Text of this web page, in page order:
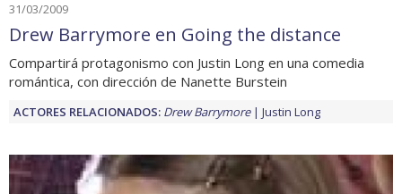
31/03/2009
Drew Barrymore en Going the distance
Compartirá protagonismo con Justin Long en una comedia
romántica, con dirección de Nanette Burstein
ACTORES RELACIONADOS: Drew Barrymore Justin Long